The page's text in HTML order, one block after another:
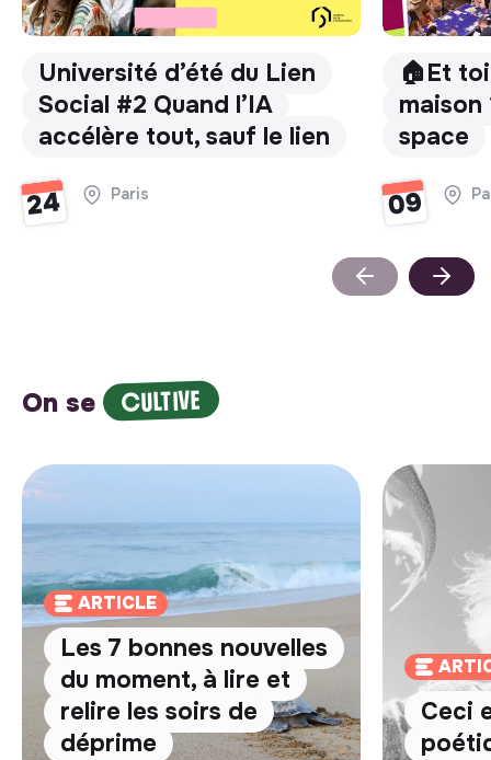
Université d’été du Lien
Social #2 Quand l’IA
accélère tout, sauf le lien
24 Paris
🏠Et
maison
space
09
On se CULTIVE
ARTICLE
Les 7 bonnes nouvelles
du moment, à lire et
relire les soirs de
déprime
Ceci